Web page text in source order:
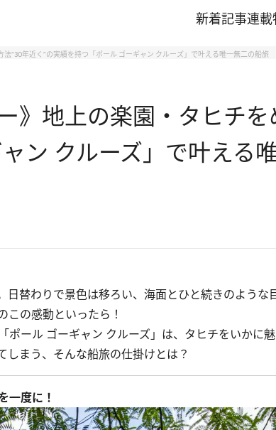
新着記事連載
“30年近く”の実績を持つ「ポール ゴーギャン クルーズ」で叶える唯一無二の船旅
》地上の楽園・タヒチ
ン クルーズ」で叶える
替わりで景色は移ろい、海面とひと続きのような
この感動といったら！
ール ゴーギャン クルーズ」は、タヒチをいかに
まう、そんな船旅の仕掛けとは？
一度に！